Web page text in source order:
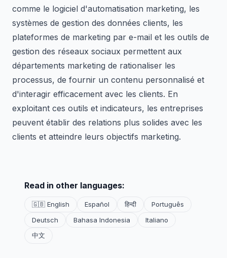
comme le logiciel d'automatisation marketing, les
systèmes de gestion des données clients, les
plateformes de marketing par e-mail et les outils de
gestion des réseaux sociaux permettent aux
départements marketing de rationaliser les
processus, de fournir un contenu personnalisé et
d'interagir efficacement avec les clients. En
exploitant ces outils et indicateurs, les entreprises
peuvent établir des relations plus solides avec les
clients et atteindre leurs objectifs marketing.
Read in other languages:
🇬🇧 English Español हिन्दी
Português
Deutsch
Bahasa Indonesia
Italiano
中文